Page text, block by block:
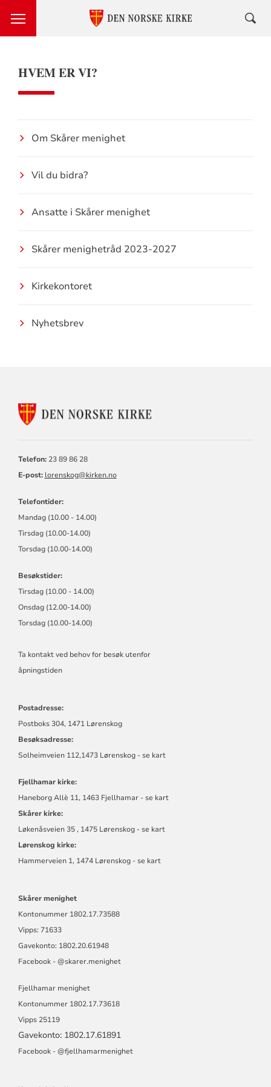
HVEM ER VI?
Om Skårer menighet
Vil du bidra?
Ansatte i Skårer menighet
Skårer menighetråd 2023-2027
Kirkekontoret
Nyhetsbrev
KONTAKTINFORMASJON
FOR
Telefon: 23 89 86 28
E-post: lorenskog@kirken.no
Telefontider:
Mandag (10.00 - 14.00)
Tirsdag (10.00-14.00)
Torsdag (10.00-14.00)
Besøkstider:
Tirsdag (10.00 - 14.00)
Onsdag (12.00-14.00)
Torsdag (10.00-14.00)
Ta kontakt ved behov for besøk utenfor
åpningstiden
Postadresse:
Postboks 304, 1471 Lørenskog
Besøksadresse:
Solheimveien 112,1473 Lørenskog - se kart
Fjellhamar kirke:
Haneborg Allè 11, 1463 Fjellhamar - se kart
Skårer kirke:
Løkenåsveien 35 , 1475 Lørenskog - se kart
Lørenskog kirke:
Hammerveien 1, 1474 Lørenskog - se kart
Skårer menighet
Kontonummer 1802.17.73588
Vipps: 71633
Gavekonto: 1802.20.61948
Facebook - @skarer.menighet
Fjellhamar menighet
Kontonummer 1802.17.73618
Vipps 25119
Gavekonto: 1802.17.61891
Facebook -@fjellhamarmenighet